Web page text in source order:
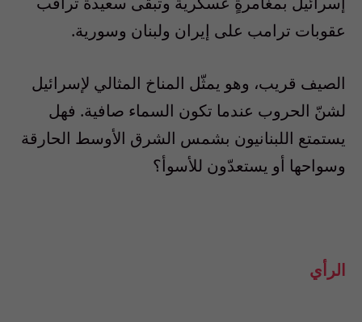
عقوبات ترامب على إيران ولبنان وسورية.
الصيف قريب، وهو يمثّل المناخ المثالي لإسرائيل
لشنّ الحروب عندما تكون السماء صافية. فهل
يستمتع اللبنانيون بشمس الشرق الأوسط الحارقة
وسواحها أو يستعدّون للأسوأ؟
الرأي